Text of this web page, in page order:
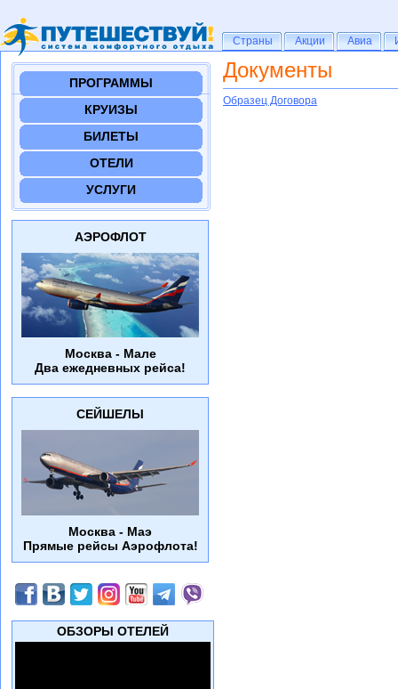
Документы
Образец Договора
ПРОГРАММЫ
КРУИЗЫ
БИЛЕТЫ
ОТЕЛИ
УСЛУГИ
АЭРОФЛОТ
Москва - Мале
Два ежедневных рейса!
СЕЙШЕЛЫ
Москва - Маэ
Прямые рейсы Аэрофлота!
ОБЗОРЫ ОТЕЛЕЙ
Страны
Страны Акции
Акции Авиа
Авиа